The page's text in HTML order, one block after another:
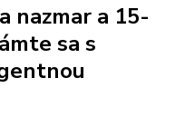
nazmar a 15-
sa s